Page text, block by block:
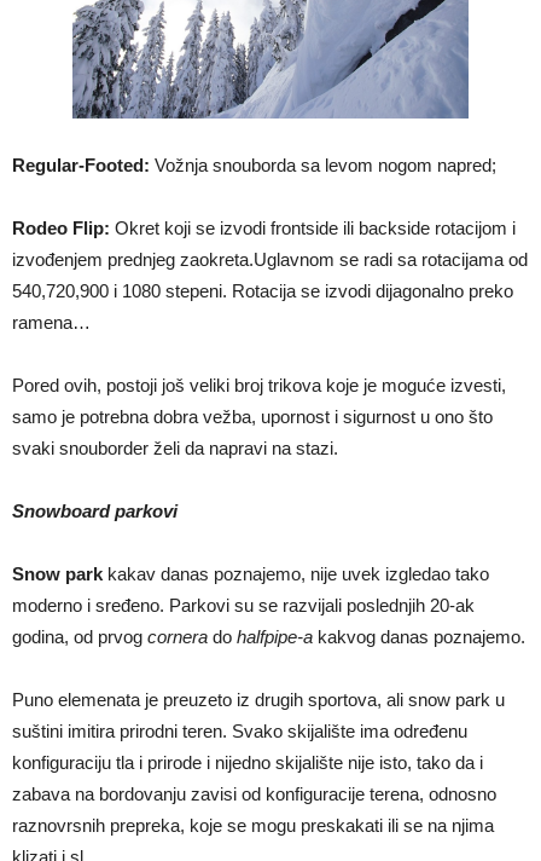
Regular-Footed: Vožnja snouborda sa levom nogom napred;
Rodeo Flip: Okret koji se izvodi frontside ili backside rotacijom i
izvođenjem prednjeg zaokreta.Uglavnom se radi sa rotacijama od
540,720,900 i 1080 stepeni. Rotacija se izvodi dijagonalno preko
ramena…
Pored ovih, postoji još veliki broj trikova koje je moguće izvesti,
samo je potrebna dobra vežba, upornost i sigurnost u ono što
svaki snouborder želi da napravi na stazi.
Snowboard parkovi
Snow park kakav danas poznajemo, nije uvek izgledao tako
moderno i sređeno. Parkovi su se razvijali poslednjih 20-ak
godina, od prvog cornera do halfpipe-a kakvog danas poznajemo.
Puno elemenata je preuzeto iz drugih sportova, ali snow park u
suštini imitira prirodni teren. Svako skijalište ima određenu
konfiguraciju tla i prirode i nijedno skijalište nije isto, tako da i
zabava na bordovanju zavisi od konfiguracije terena, odnosno
raznovrsnih prepreka, koje se mogu preskakati ili se na njima